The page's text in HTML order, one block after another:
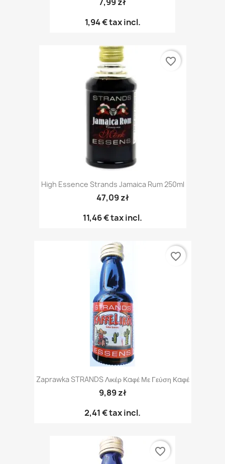
1,94 €tax incl.
High Essence Strands Jamaica Rum 250ml
47,09 zł
11,46 €tax incl.
favorite_border
Zaprawka STRANDS Λικέρ Καφέ Με Γεύση Καφέ
9,89 zł
2,41 €tax incl.
favorite_border
favorite_border